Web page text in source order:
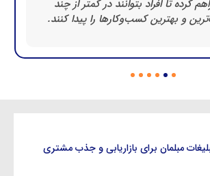
کرده تا افراد بتوانند در کمتر از چند
و بهترین کسب‌وکارها را پیدا کنند.
مبلمان برای بازاریابی و جذب مشتری